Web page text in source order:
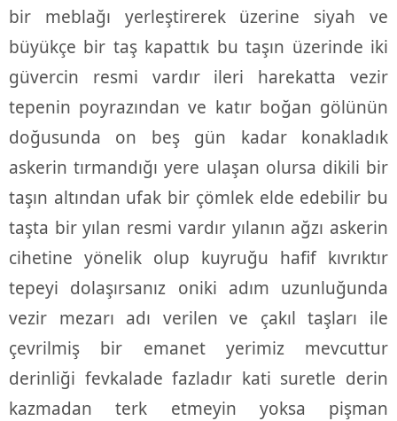
bir meblağı yerleştirerek üzerine siyah ve
büyükçe bir taş kapattık bu taşın üzerinde iki
güvercin resmi vardır ileri harekatta vezir
tepenin poyrazından ve katır boğan gölünün
doğusunda on beş gün kadar konakladık
askerin tırmandığı yere ulaşan olursa dikili bir
taşın altından ufak bir çömlek elde edebilir bu
taşta bir yılan resmi vardır yılanın ağzı askerin
cihetine yönelik olup kuyruğu hafif kıvrıktır
tepeyi dolaşırsanız oniki adım uzunluğunda
vezir mezarı adı verilen ve çakıl taşları ile
çevrilmiş bir emanet yerimiz mevcuttur
derinliği fevkalade fazladır kati suretle derin
kazmadan terk etmeyin yoksa pişman